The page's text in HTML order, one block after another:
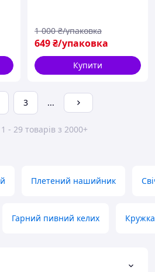
649₴/упаковка
1 000 ₴/упаковка
Купити
3 ...
- 29 товарів з 2000+
Плетений нашийник
Гарний пивний келих